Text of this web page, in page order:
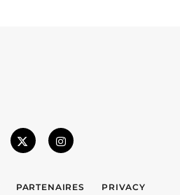
PARTENAIRES PRIVACY